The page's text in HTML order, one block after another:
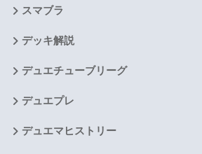
スマブラ
デッキ解説
デュエチューブリーグ
デュエプレ
デュエマヒストリー